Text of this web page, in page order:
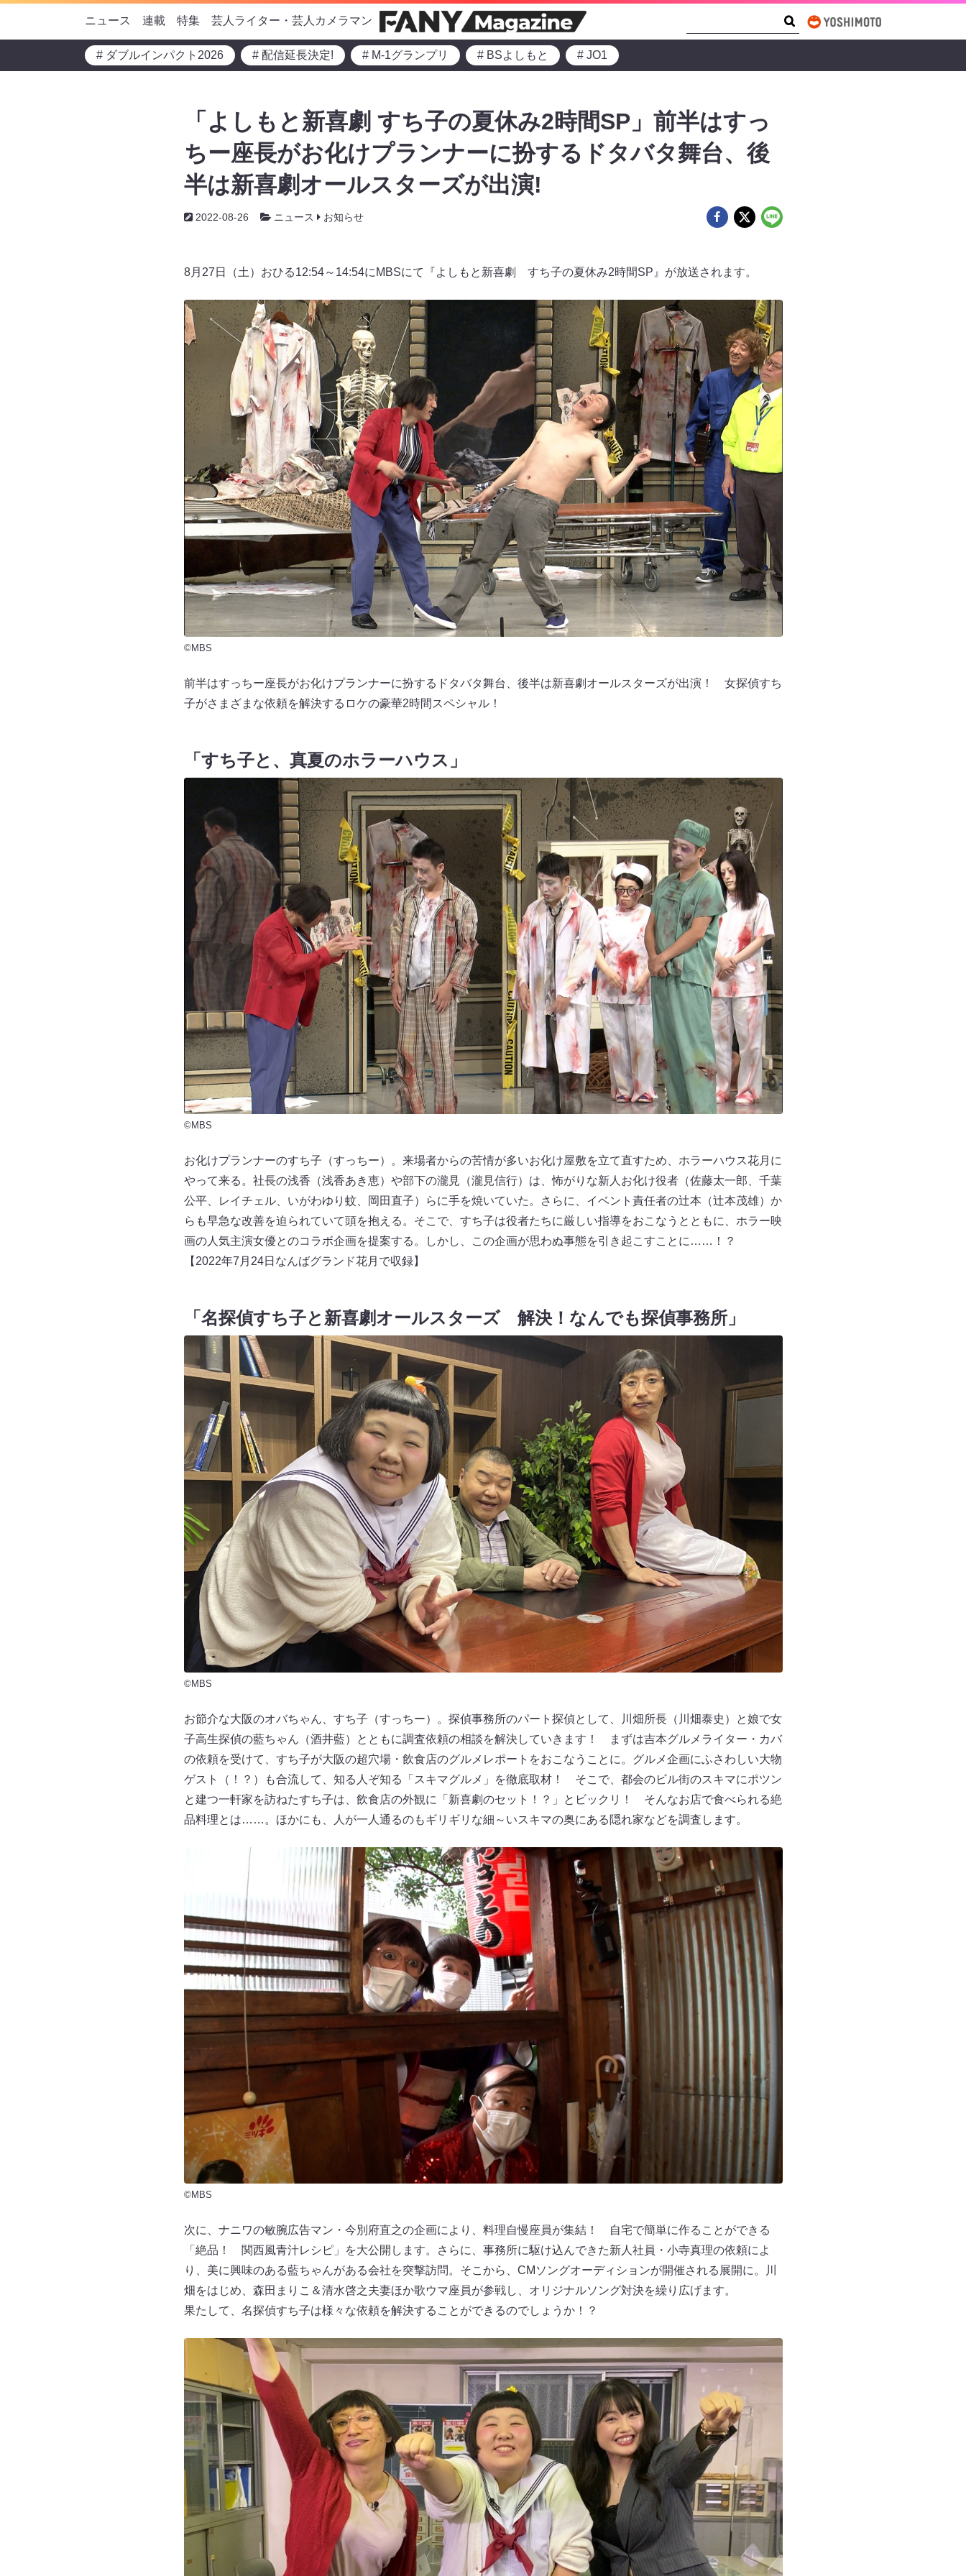
ニュース 連載 特集 芸人ライター・芸人カメラマン
# ダブルインパクト2026 # 配信延長決定! # M-1グランプリ # BSよしもと # JO1
「よしもと新喜劇 すち子の夏休み2時間SP」前半はすっ
ちー座長がお化けプランナーに扮するドタバタ舞台、後
半は新喜劇オールスターズが出演!
2022-08-26 ニュース お知らせ
8月27日（土）おひる12:54～14:54にMBSにて『よしもと新喜劇 すち子の夏休み2時間SP』が放送されます。
©MBS
前半はすっちー座長がお化けプランナーに扮するドタバタ舞台、後半は新喜劇オールスターズが出演！ 女探偵すち
子がさまざまな依頼を解決するロケの豪華2時間スペシャル！
「すち子と、真夏のホラーハウス」
©MBS
お化けプランナーのすち子（すっちー）。来場者からの苦情が多いお化け屋敷を立て直すため、ホラーハウス花月に
やって来る。社長の浅香（浅香あき恵）や部下の瀧見（瀧見信行）は、怖がりな新人お化け役者（佐藤太一郎、千葉
公平、レイチェル、いがわゆり蚊、岡田直子）らに手を焼いていた。さらに、イベント責任者の辻本（辻本茂雄）か
らも早急な改善を迫られていて頭を抱える。そこで、すち子は役者たちに厳しい指導をおこなうとともに、ホラー映
画の人気主演女優とのコラボ企画を提案する。しかし、この企画が思わぬ事態を引き起こすことに……！？
【2022年7月24日なんばグランド花月で収録】
「名探偵すち子と新喜劇オールスターズ 解決！なんでも探偵事務所」
©MBS
お節介な大阪のオバちゃん、すち子（すっちー）。探偵事務所のパート探偵として、川畑所長（川畑泰史）と娘で女
子高生探偵の藍ちゃん（酒井藍）とともに調査依頼の相談を解決していきます！ まずは吉本グルメライター・カバ
の依頼を受けて、すち子が大阪の超穴場・飲食店のグルメレポートをおこなうことに。グルメ企画にふさわしい大物
ゲスト（！？）も合流して、知る人ぞ知る「スキマグルメ」を徹底取材！ そこで、都会のビル街のスキマにポツン
と建つ一軒家を訪ねたすち子は、飲食店の外観に「新喜劇のセット！？」とビックリ！ そんなお店で食べられる絶
品料理とは……。ほかにも、人が一人通るのもギリギリな細～いスキマの奥にある隠れ家などを調査します。
©MBS
次に、ナニワの敏腕広告マン・今別府直之の企画により、料理自慢座員が集結！ 自宅で簡単に作ることができる
「絶品！ 関西風青汁レシピ」を大公開します。さらに、事務所に駆け込んできた新人社員・小寺真理の依頼によ
り、美に興味のある藍ちゃんがある会社を突撃訪問。そこから、CMソングオーディションが開催される展開に。川
畑をはじめ、森田まりこ＆清水啓之夫妻ほか歌ウマ座員が参戦し、オリジナルソング対決を繰り広げます。
果たして、名探偵すち子は様々な依頼を解決することができるのでしょうか！？